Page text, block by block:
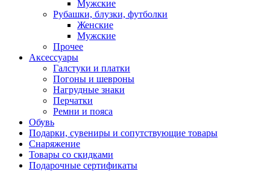
Мужские
Рубашки, блузки, футболки
Женские
Мужские
Прочее
Аксессуары
Галстуки и платки
Погоны и шевроны
Нагрудные знаки
Перчатки
Ремни и пояса
Обувь
Подарки, сувениры и сопутствующие товары
Снаряжение
Товары со скидками
Подарочные сертификаты